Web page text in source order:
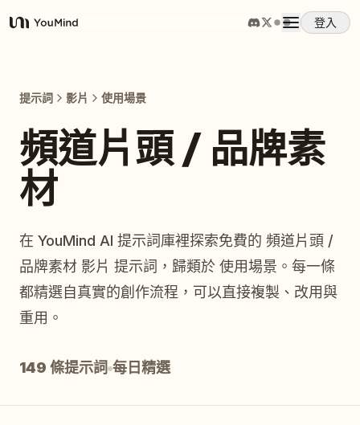
YouMind
登入
技能
提示詞 影片 使用場景
頻道片頭 / 品牌素
材
在 YouMind AI 提示詞庫裡探索免費的 頻道片頭 /
品牌素材 影片 提示詞，歸類於 使用場景。每一條
都精選自真實的創作流程，可以直接複製、改用與
重用。
149 條提示詞 每日精選